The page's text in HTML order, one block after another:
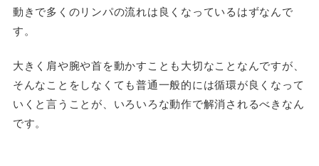
動きで多くのリンパの流れは良くなっているはずなんで
す。
大きく肩や腕や首を動かすことも大切なことなんですが、
そんなことをしなくても普通一般的には循環が良くなって
いくと言うことが、いろいろな動作で解消されるべきなん
です。